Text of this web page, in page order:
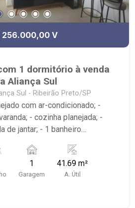
256.000,00 V
1 dormitório à venda
Aliança Sul
Sul - Ribeirão Preto/SP
com ar-condicionado; -
- cozinha planejada; -
de jantar; - 1 banheiro
Blend Coliving
1
Garagem
41.69 m²
A. Útil